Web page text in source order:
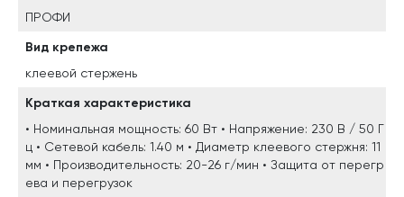
ПРОФИ
Вид крепежа
клеевой стержень
Краткая характеристика
• Номинальная мощность: 60 Вт • Напряжение: 230 В / 50 Г
ц • Сетевой кабель: 1.40 м • Диаметр клеевого стержня: 11
мм • Производительность: 20-26 г/мин • Защита от перегр
ева и перегрузок